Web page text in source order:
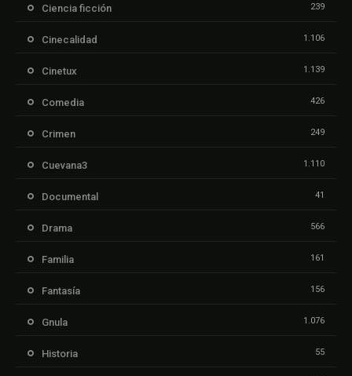
Ciencia ficción 239
Cinecalidad 1.106
Cinetux 1.139
Comedia 426
Crimen 249
Cuevana3 1.110
Documental 41
Drama 566
Familia 161
Fantasía 156
Gnula 1.076
Historia 55